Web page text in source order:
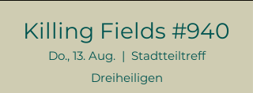
Killing Fields #940
Do., 13. Aug.
  |
Stadtteiltreff
Dreiheiligen